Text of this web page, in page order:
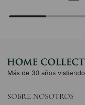
Más de 30 años
SOBRE NOSOTROS